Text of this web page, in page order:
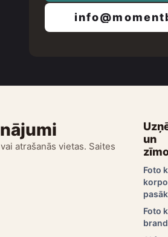
atrašanās vietas. Saites
un
Foto
Foto